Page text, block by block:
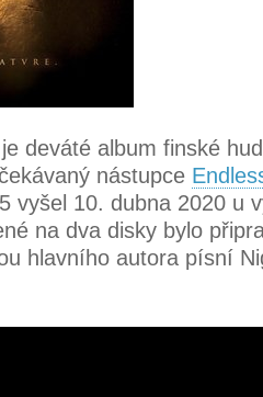
je deváté album finské
nástupce
vyšel 10. dubna 2020 u
na dva disky bylo
hlavního autora písní